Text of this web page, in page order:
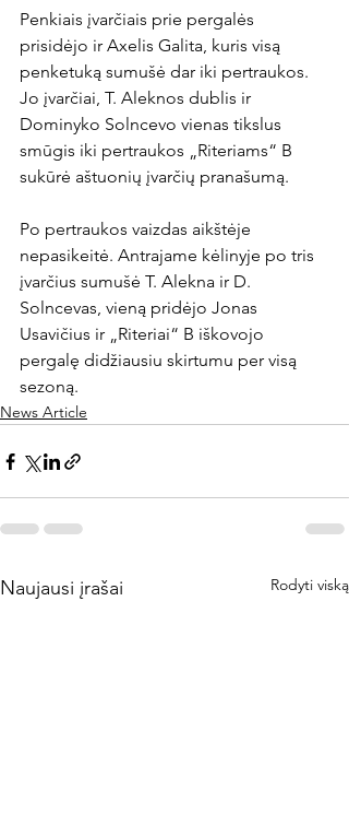
Penkiais įvarčiais prie pergalės
prisidėjo ir Axelis Galita, kuris visą
penketuką sumušė dar iki pertraukos.
Jo įvarčiai, T. Aleknos dublis ir
Dominyko Solncevo vienas tikslus
smūgis iki pertraukos „Riteriams“ B
sukūrė aštuonių įvarčių pranašumą.
Po pertraukos vaizdas aikštėje
nepasikeitė. Antrajame kėlinyje po tris
įvarčius sumušė T. Alekna ir D.
Solncevas, vieną pridėjo Jonas
Usavičius ir „Riteriai“ B iškovojo
pergalę didžiausiu skirtumu per visą
sezoną.
News Article
Naujausi įrašai Rodyti viską